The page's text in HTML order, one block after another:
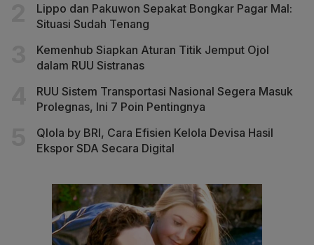
Lippo dan Pakuwon Sepakat Bongkar Pagar Mal:
Situasi Sudah Tenang
Kemenhub Siapkan Aturan Titik Jemput Ojol
dalam RUU Sistranas
RUU Sistem Transportasi Nasional Segera Masuk
Prolegnas, Ini 7 Poin Pentingnya
Qlola by BRI, Cara Efisien Kelola Devisa Hasil
Ekspor SDA Secara Digital